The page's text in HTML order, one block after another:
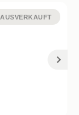
AUSVERKAUFT